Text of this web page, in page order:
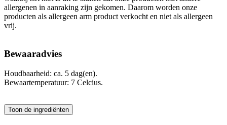
allergenen in aanraking zijn gekomen. Daarom worden onze
producten als allergeen arm product verkocht en niet als allergeen
vrij.
Bewaaradvies
Houdbaarheid: ca. 5 dag(en).
Bewaartemperatuur: 7 Celcius.